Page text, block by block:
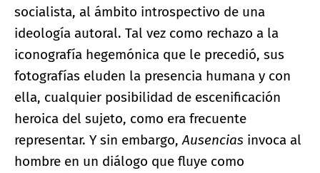
socialista, al ámbito introspectivo de una
ideología autoral. Tal vez como rechazo a la
iconografía hegemónica que le precedió, sus
fotografías eluden la presencia humana y con
ella, cualquier posibilidad de escenificación
heroica del sujeto, como era frecuente
representar. Y sin embargo, Ausencias invoca al
hombre en un diálogo que fluye como